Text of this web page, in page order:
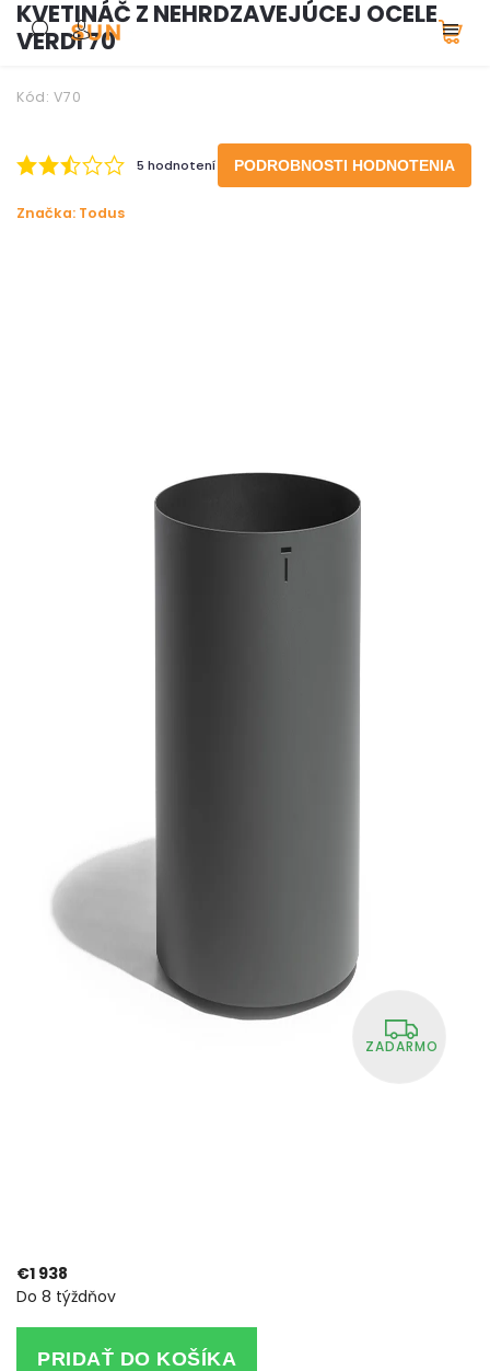
KVETINÁČ Z NEHRDZAVEJÚCEJ OCELE
VERDI 70
Kód: V70
5 hodnotení PODROBNOSTI HODNOTENIA
Značka: Todus
ZADARMO
€1 938
Do 8 týždňov
PRIDAŤ DO KOŠÍKA